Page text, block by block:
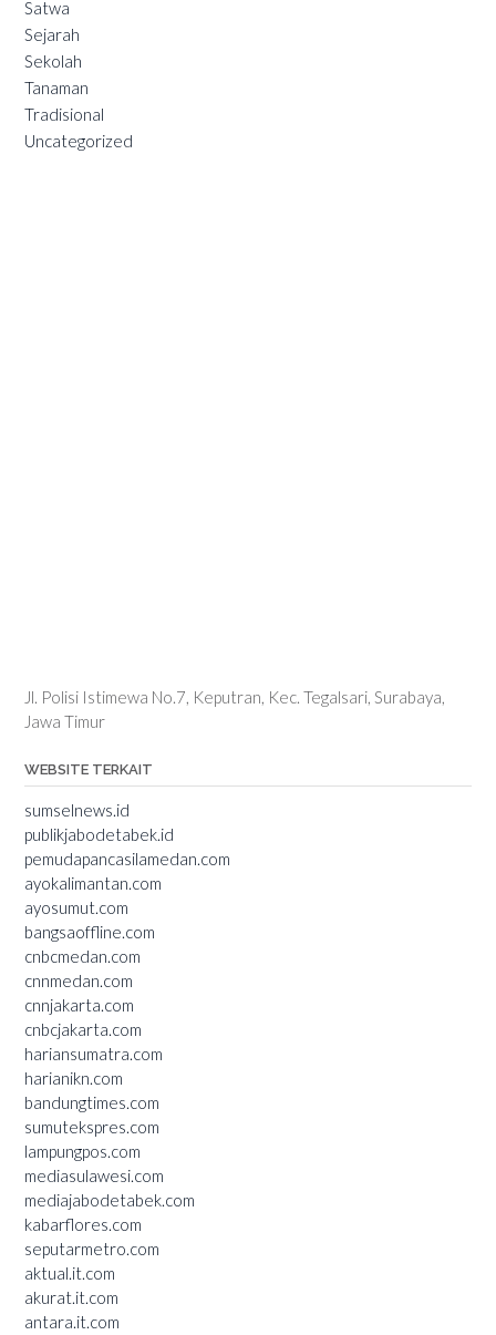
Satwa
Sejarah
Sekolah
Tanaman
Tradisional
Uncategorized
Jl. Polisi Istimewa No.7, Keputran, Kec. Tegalsari, Surabaya,
Jawa Timur
WEBSITE TERKAIT
sumselnews.id
publikjabodetabek.id
pemudapancasilamedan.com
ayokalimantan.com
ayosumut.com
bangsaoffline.com
cnbcmedan.com
cnnmedan.com
cnnjakarta.com
cnbcjakarta.com
hariansumatra.com
harianikn.com
bandungtimes.com
sumutekspres.com
lampungpos.com
mediasulawesi.com
mediajabodetabek.com
kabarflores.com
seputarmetro.com
aktual.it.com
akurat.it.com
antara.it.com